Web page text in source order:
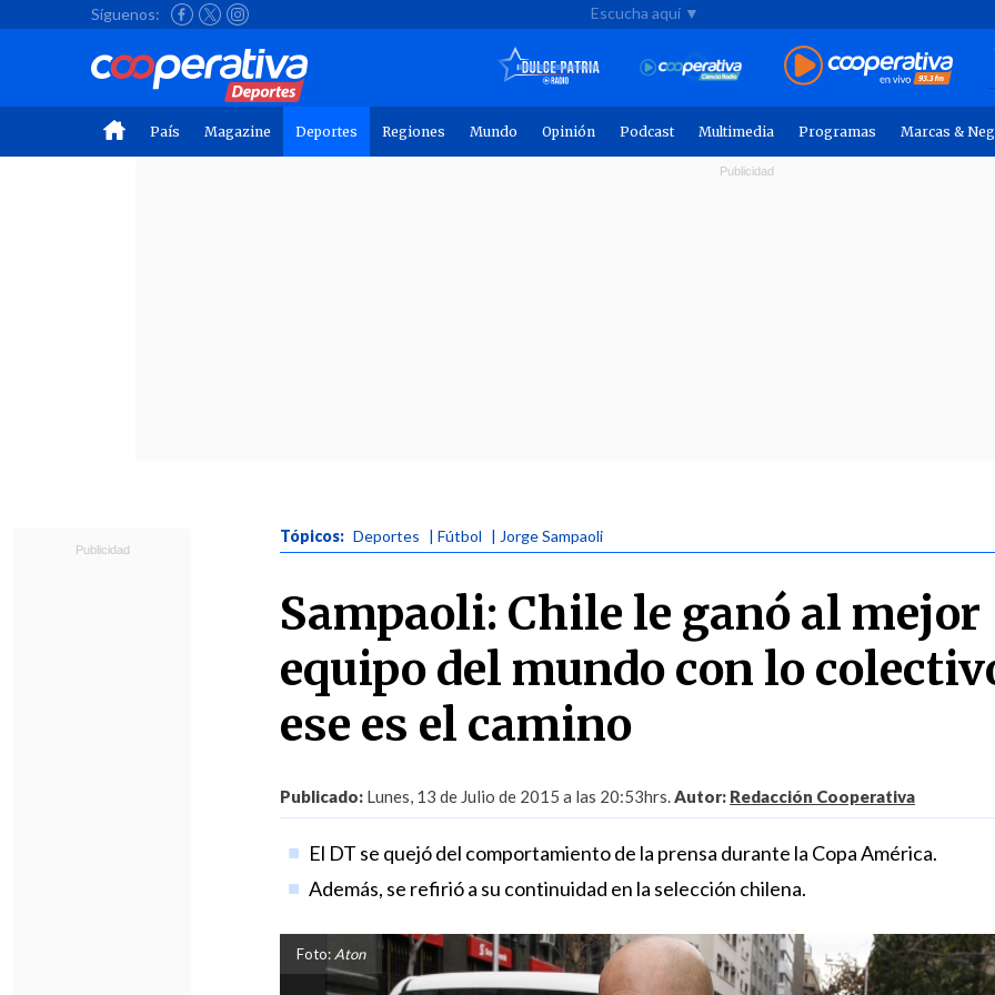
Síguenos: Escucha aquí ▼
País Magazine Deportes Regiones Mundo Opinión Podcast Multimedia Programas Marcas &
Tópicos: Deportes | Fútbol | Jorge Sampaoli
Sampaoli: Chile le ganó al mejor
equipo del mundo con lo
ese es el camino
Publicado: Lunes, 13 de Julio de 2015 a las 20:53hrs.Autor: Redacción Cooperativa
El DT se quejó del comportamiento de la prensa durante la Copa América.
Además, se refirió a su continuidad en la selección chilena.
Foto: Aton